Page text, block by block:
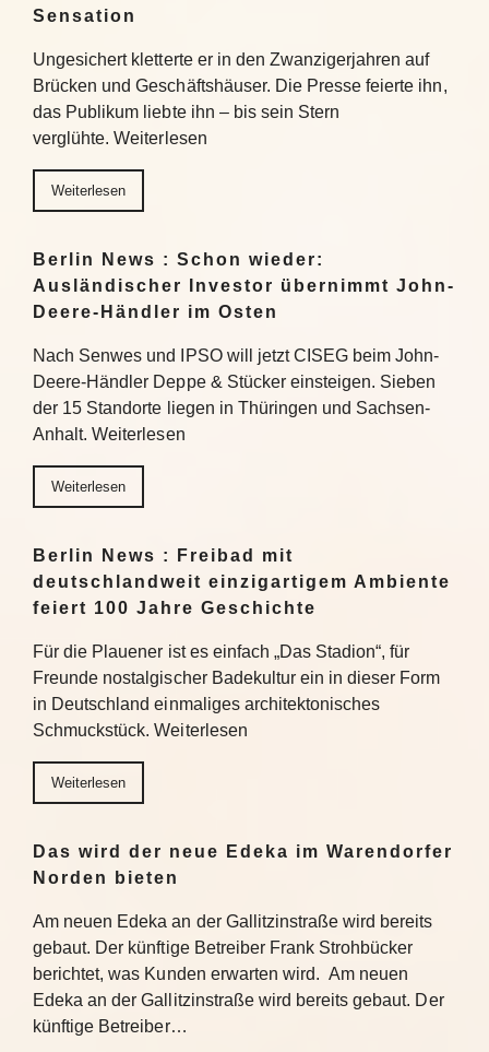
Sensation
Ungesichert kletterte er in den Zwanzigerjahren auf
Brücken und Geschäftshäuser. Die Presse feierte ihn,
das Publikum liebte ihn – bis sein Stern
verglühte. Weiterlesen
Weiterlesen
Berlin News : Schon wieder:
Ausländischer Investor übernimmt John-
Deere-Händler im Osten
Nach Senwes und IPSO will jetzt CISEG beim John-
Deere-Händler Deppe & Stücker einsteigen. Sieben
der 15 Standorte liegen in Thüringen und Sachsen-
Anhalt. Weiterlesen
Weiterlesen
Berlin News : Freibad mit
deutschlandweit einzigartigem Ambiente
feiert 100 Jahre Geschichte
Für die Plauener ist es einfach „Das Stadion“, für
Freunde nostalgischer Badekultur ein in dieser Form
in Deutschland einmaliges architektonisches
Schmuckstück. Weiterlesen
Weiterlesen
Das wird der neue Edeka im Warendorfer
Norden bieten
Am neuen Edeka an der Gallitzinstraße wird bereits
gebaut. Der künftige Betreiber Frank Strohbücker
berichtet, was Kunden erwarten wird. Am neuen
Edeka an der Gallitzinstraße wird bereits gebaut. Der
künftige Betreiber…